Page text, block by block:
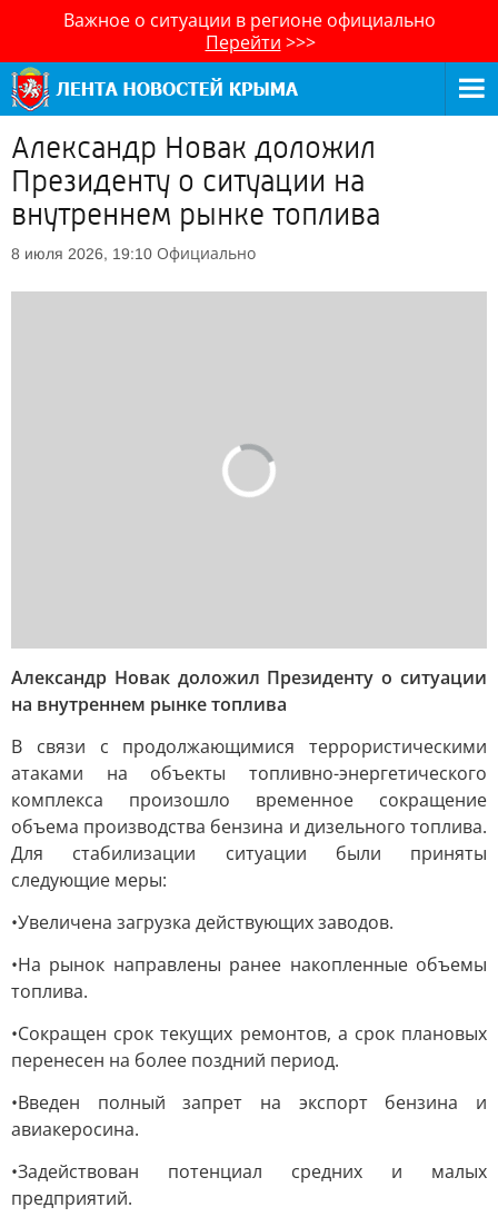
Важное о ситуации в регионе официально
Перейти >>>
Александр Новак доложил
Президенту о ситуации на
внутреннем рынке топлива
8 июля 2026, 19:10 Официально
Александр Новак доложил Президенту о ситуации
на внутреннем рынке топлива
В связи с продолжающимися террористическими
атаками на объекты топливно-энергетического
комплекса произошло временное сокращение
объема производства бензина и дизельного топлива.
Для стабилизации ситуации были приняты
следующие меры:
•Увеличена загрузка действующих заводов.
•На рынок направлены ранее накопленные объемы
топлива.
•Сокращен срок текущих ремонтов, а срок плановых
перенесен на более поздний период.
•Введен полный запрет на экспорт бензина и
авиакеросина.
•Задействован потенциал средних и малых
предприятий.